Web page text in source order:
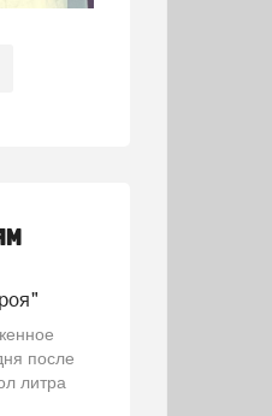
после
литра